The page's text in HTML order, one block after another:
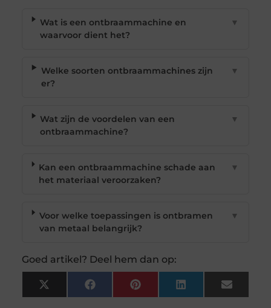
Wat is een ontbraammachine en
waarvoor dient het?
▼
Welke soorten ontbraammachines zijn
er?
▼
Wat zijn de voordelen van een
ontbraammachine?
▼
Kan een ontbraammachine schade aan
het materiaal veroorzaken?
▼
Voor welke toepassingen is ontbramen
van metaal belangrijk?
▼
Goed artikel? Deel hem dan op:
X
(Twitter)
FacebookPinterest LinkedIn Email